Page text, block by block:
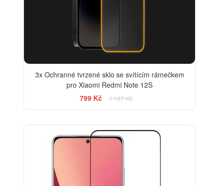
3x Ochranné tvrzené sklo se svítícím rámečkem
pro Xiaomi Redmi Note 12S
799 Kč
1 197 Kč